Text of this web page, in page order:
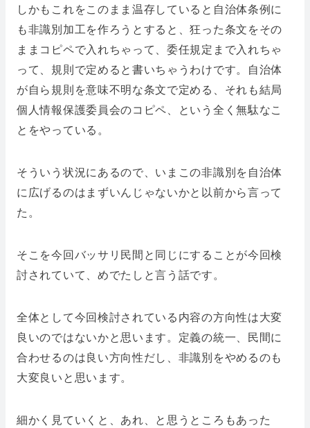
しかもこれをこのまま温存していると自治体条例に
も非識別加工を作ろうとすると、狂った条文をその
ままコピペで入れちゃって、委任規定まで入れちゃ
って、規則で定めると書いちゃうわけです。自治体
が自ら規則を意味不明な条文で定める、それも結局
個人情報保護委員会のコピペ、という全く無駄なこ
とをやっている。
そういう状況にあるので、いまこの非識別を自治体
に広げるのはまずいんじゃないかと以前から言って
た。
そこを今回バッサリ民間と同じにすることが今回検
討されていて、めでたしと言う話です。
全体として今回検討されている内容の方向性は大変
良いのではないかと思います。定義の統一、民間に
合わせるのは良い方向性だし、非識別をやめるのも
大変良いと思います。
細かく見ていくと、あれ、と思うところもあった